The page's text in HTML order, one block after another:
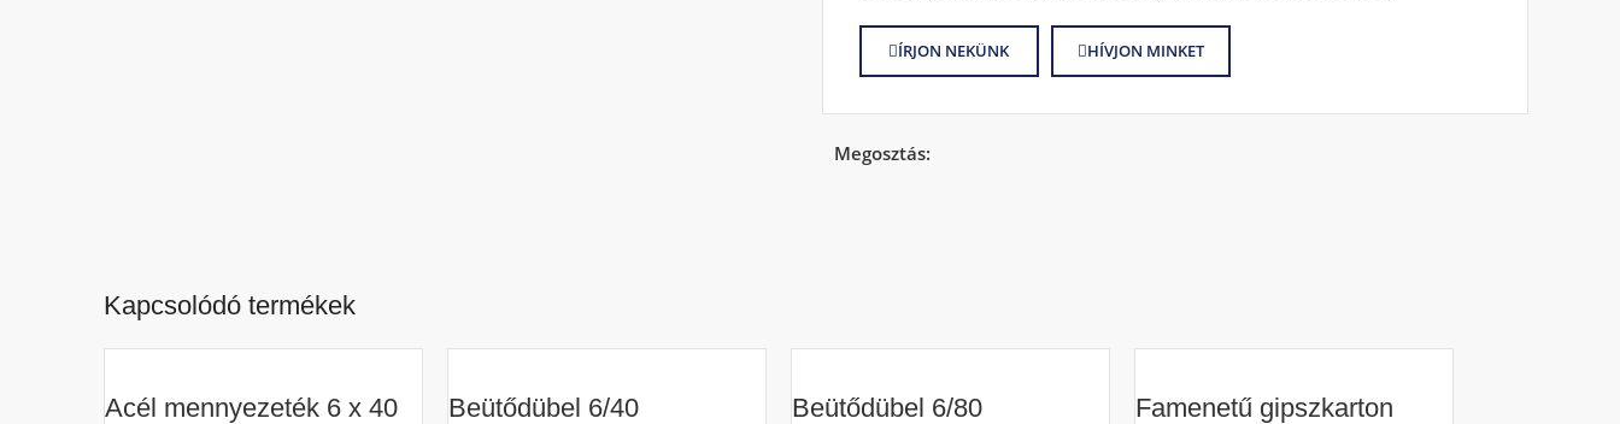
ÍRJON NEKÜNK HÍVJON MINKET
Megosztás:
Kapcsolódó termékek
Acél mennyezeték 6 x 40
Beütődübel 6/40 Beütődübel 6/80
Famenetű gipszkarton